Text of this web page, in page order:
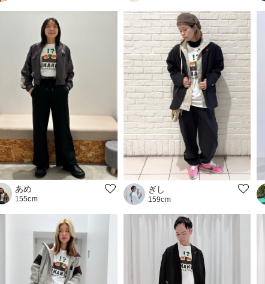
あめ
155cm
ぎし
159cm